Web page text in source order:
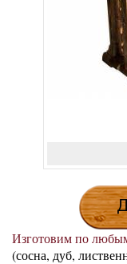
Изготовим по
(сосна, дуб,